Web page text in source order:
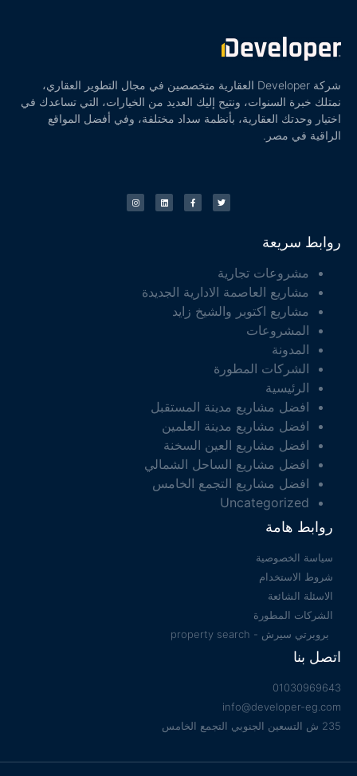
شركة Developer العقارية متخصصين في مجال التطوير العقاري،
نمتلك خبرة السنوات، ونتيح إليك العديد من الخيارات، التي تساعدك في
اختيار وحدتك العقارية، بأنظمة سداد مختلفة، وفي أفضل المواقع
الراقية في مصر.
روابط سريعة
مشروعات تجارية
مشاريع العاصمة الادارية الجديدة
مشاريع اكتوبر والشيخ زايد
المشروعات
المدونة
الشركات المطورة
الرئيسية
افضل مشاريع مدينة المستقبل
افضل مشاريع مدينة العلمين
افضل مشاريع العين السخنة
افضل مشاريع الساحل الشمالي
افضل مشاريع التجمع الخامس
Uncategorized
روابط هامة
سياسة الخصوصية
شروط الاستخدام
الاسئلة الشائعة
الشركات المطورة
بروبرتي سيرش - property search
اتصل بنا
01030969643
info@developer-eg.com
235 ش التسعين الجنوبي التجمع الخامس